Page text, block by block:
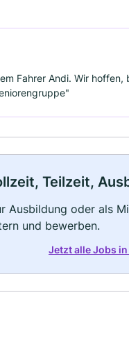
Fahrer Andi. Wir hoffen,
Teilzeit,
Ausbildung oder als
und bewerben.
Jetzt alle Jobs